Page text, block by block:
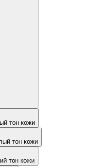
тон кожи
тон кожи
тон кожи